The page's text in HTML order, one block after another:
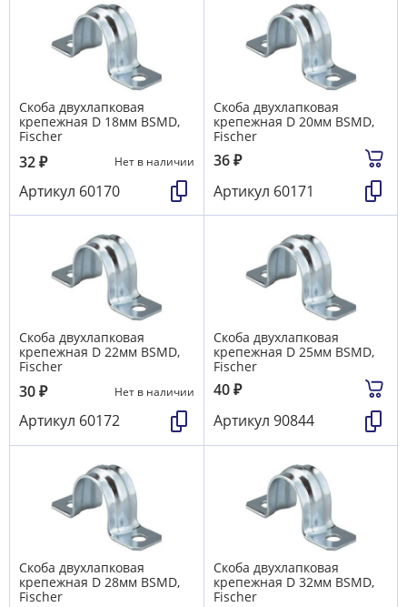
Скоба двухлапковая
крепежная D 18мм BSMD,
Fischer
32₽ Нет в наличии
Артикул 60170
Скоба двухлапковая
крепежная D 20мм BSMD,
Fischer
36₽
Артикул 60171
Скоба двухлапковая
крепежная D 22мм BSMD,
Fischer
30₽ Нет в наличии
Артикул 60172
Скоба двухлапковая
крепежная D 25мм BSMD,
Fischer
40₽
Артикул 90844
Скоба двухлапковая
крепежная D 28мм BSMD,
Fischer
Скоба двухлапковая
крепежная D 32мм BSMD,
Fischer